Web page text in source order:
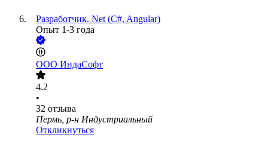
Разработчик. Net (C#, Angular)
Опыт 1-3 года
ООО ИндаСофт
4.2
•
32 отзыва
Пермь, р-н Индустриальный
Откликнуться